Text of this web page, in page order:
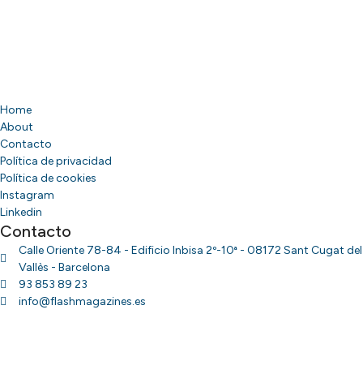
Home
About
Contacto
Política de privacidad
Política de cookies
Instagram
Linkedin
Contacto
Calle Oriente 78-84 - Edificio Inbisa 2º-10ª - 08172 Sant Cugat del
Vallès - Barcelona
93 853 89 23
info@flashmagazines.es